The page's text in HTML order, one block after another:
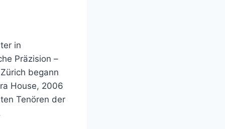
in
Präzision –
begann
House, 2006
Tenören der